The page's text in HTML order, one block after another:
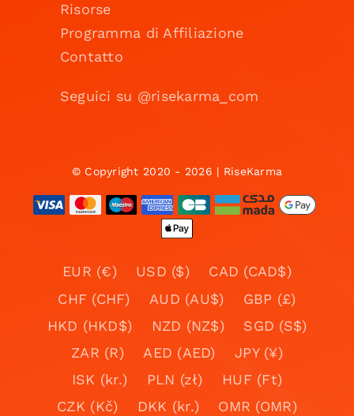
Risorse
Programma di Affiliazione
Contatto
Seguici su @risekarma_com
© Copyright 2020 - 2026 | RiseKarma
EUR (€) USD ($)
CAD (CAD$)
CHF (CHF)
AUD (AU$)
GBP (£)
HKD (HKD$)
NZD (NZ$)
SGD (S$)
ZAR (R)
AED (AED)
JPY (¥)
ISK (kr.)
PLN (zł)
HUF (Ft)
CZK (Kč)
DKK (kr.)
OMR (OMR)